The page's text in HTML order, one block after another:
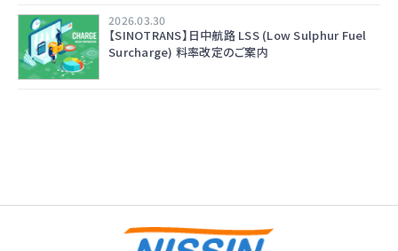
2026.03.30
【SINOTRANS】日中航路 LSS (Low Sulphur Fuel
Surcharge) 料率改定のご案内